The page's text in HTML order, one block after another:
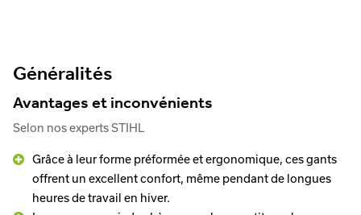
Généralités
Avantages et inconvénients
Selon nos experts STIHL
Grâce à leur forme préformée et ergonomique, ces gants
offrent un excellent confort, même pendant de longues
heures de travail en hiver.